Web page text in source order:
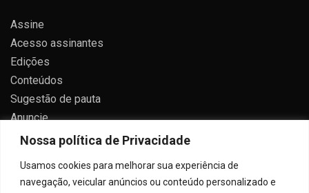
Nossa política de Privacidade
Usamos cookies para melhorar sua experiência de
navegação, veicular anúncios ou conteúdo personalizado e
Assine
Acesso assinantes
Edições
Conteúdos
Sugestão de pauta
Anuncie
Contato